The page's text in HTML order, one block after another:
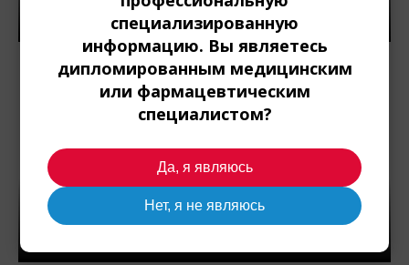
специализированную
информацию. Вы являетесь
дипломированным медицинским
или фармацевтическим
специалистом?
Да, я являюсь
Нет, я не являюсь